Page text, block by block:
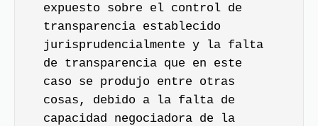
expuesto sobre el control de
transparencia establecido
jurisprudencialmente y la falta
de transparencia que en este
caso se produjo entre otras
cosas, debido a la falta de
capacidad negociadora de la